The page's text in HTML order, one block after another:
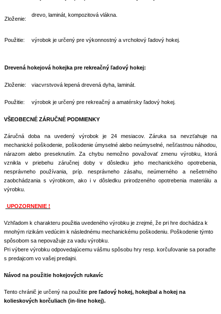
Zloženie:
drevo, laminát, kompozitová vlákna.
Použitie: výrobok je určený pre výkonnostný a vrcholový ľadový hokej.
Drevená hokejová hokejka pre rekreačný ľadový hokej:
Zloženie: viacvrstvová lepená drevená dyha, laminát.
Použitie: výrobok je určený pre rekreačný a amatérsky ľadový hokej.
VŠEOBECNÉ ZÁRUČNÉ PODMIENKY
Záručná doba na uvedený výrobok je 24 mesiacov. Záruka sa nevzťahuje na
mechanické poškodenie, poškodenie úmyselné alebo neúmyselné, nešťastnou náhodou,
nárazom alebo preseknutím. Za chybu nemožno považovať zmenu výrobku, ktorá
vznikla v priebehu záručnej doby v dôsledku jeho mechanického opotrebenia,
nesprávneho používania, príp. nesprávneho zásahu, neúmerného a nešetrného
zaobchádzania s výrobkom, ako i v dôsledku prirodzeného opotrebenia materiálu a
výrobku.
UPOZORNENIE !
Vzhľadom k charakteru použitia uvedeného výrobku je zrejmé, že pri hre dochádza k
mnohým rizikám vedúcim k následnému mechanickému poškodeniu. Poškodenie týmto
spôsobom sa nepovažuje za vadu výrobku.
Pri výbere výrobku odpovedajúcemu vášmu spôsobu hry resp. korčuľovanie sa poraďte
s predajcom vo vašej predajni.
Návod na použitie hokejových rukavíc
Tento chránič je určený na použitie pre ľadový hokej, hokejbal a hokej na
kolieskových korčuliach (in-line hokej).